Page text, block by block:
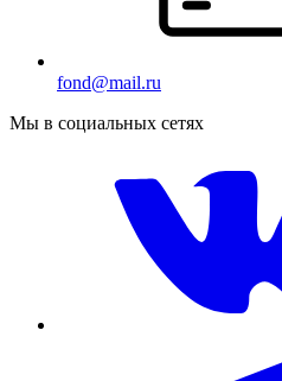
fond@mail.ru
Мы в социальных сетях